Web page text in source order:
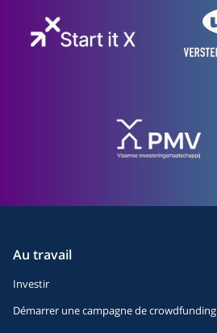
Au travail
Investir
Démarrer une campagne de crowdfunding